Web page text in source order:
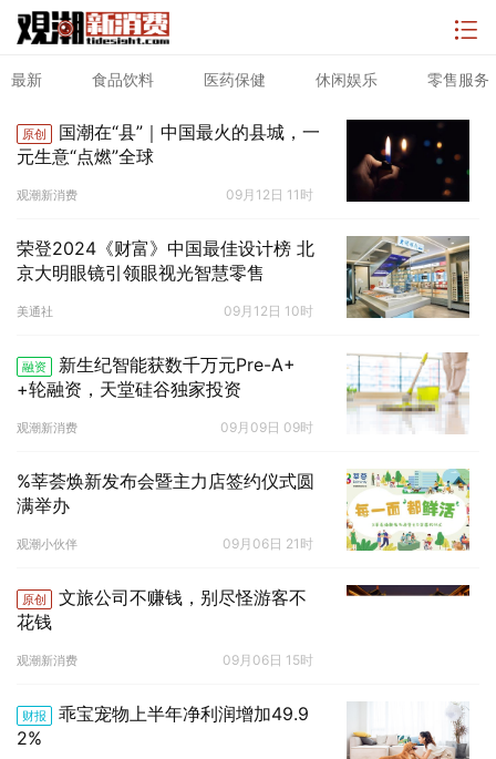
最新 食品饮料 医药保健 休闲娱乐 零售服务
原创
国潮在“县”｜中国最火的县城，一
元生意“点燃”全球
观潮新消费 09月12日 11时
荣登2024《财富》中国最佳设计榜 北
京大明眼镜引领眼视光智慧零售
美通社 09月12日 10时
融资
新生纪智能获数千万元Pre-A+
+轮融资，天堂硅谷独家投资
观潮新消费 09月09日 09时
%莘荟焕新发布会暨主力店签约仪式圆
满举办
观潮小伙伴 09月06日 21时
原创
文旅公司不赚钱，别尽怪游客不
花钱
观潮新消费 09月06日 15时
财报
乖宝宠物上半年净利润增加49.9
2%